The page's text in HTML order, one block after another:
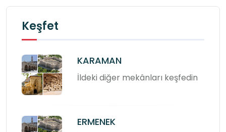
Keşfet
KARAMAN
İldeki diğer mekânları keşfedin
ERMENEK